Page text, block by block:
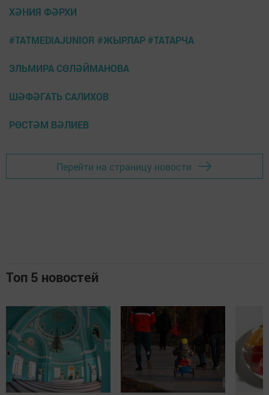
ХӘНИЯ ФӘРХИ
#TATMEDIAJUNIOR #ЖЫРЛАР #ТАТАРЧА
ЭЛЬМИРА СӨЛӘЙМАНОВА
ШӘФӘГАТЬ САЛИХОВ
РӨСТӘМ ВӘЛИЕВ
Перейти на страницу новости
Топ 5 новостей